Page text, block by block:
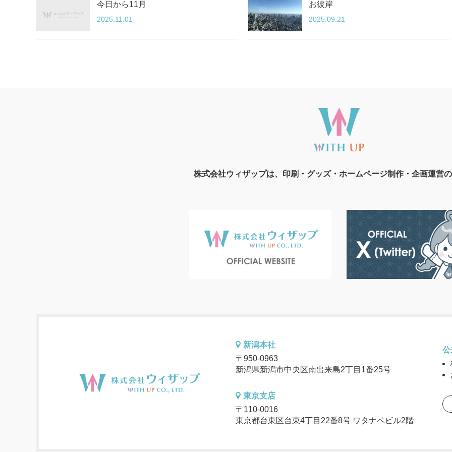
今日から11月
2025.11.01
お彼岸
2025.09.21
株式会社ウィザップは、印刷・グッズ・ホームページ制作・企画運営
新潟本社
〒950-0963
新潟県新潟市中央区南出来島2丁目1番25号
東京支店
〒110-0016
東京都台東区台東4丁目22番8号 ワタナベビル2階
公